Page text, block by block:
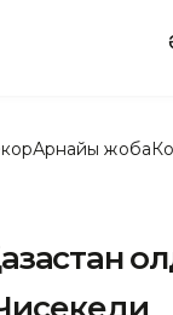
Арнайы жоба